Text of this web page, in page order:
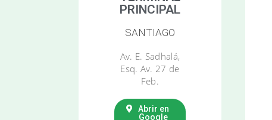
PRINCIPAL
SANTIAGO
Av. E. Sadhalá,
Esq. Av. 27 de
Feb.
Abrir en
Google